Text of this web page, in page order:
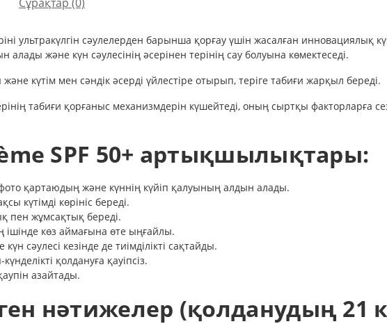
ультракүлгін сәулелерден барынша қорғау үшін жасалған инновациялық
және күн сәулесінің әсерінен терінің сау болуына көмектеседі.
күтім мен сәндік әсерді үйлестіре отырып, теріге табиғи жарқыл береді.
табиғи қорғаныс механизмдерін күшейтеді, оның сыртқы факторларға
SPF 50+ артықшылықтары:
қартаюдың және күннің күйіп қалуының алдын алады.
күтімді көрініс береді.
пен жұмсақтық береді.
ішінде көз аймағына өте ыңғайлы.
сәулесі кезінде де тиімділікті сақтайды.
қолдануға қауіпсіз.
азайтады.
нәтижелер (қолданудың 21